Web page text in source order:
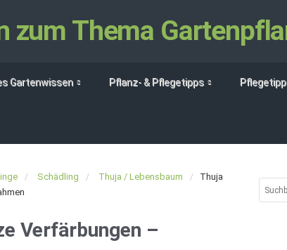
zum Thema
Gartenwissen Pflanz- & Pflegetipps
Schädling Thuja / Lebensbaum
Thuja
Verfärbungen –